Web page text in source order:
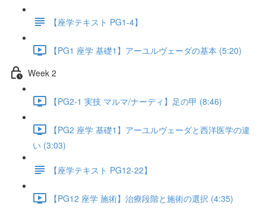
【座学テキスト PG1-4】
【PG1 座学 基礎1】アーユルヴェーダの基本 (5:20)
Week 2
【PG2-1 実技 マルマ/ナーディ】足の甲 (8:46)
【PG2 座学 基礎1】アーユルヴェーダと西洋医学の違
い (3:03)
【座学テキスト PG12-22】
【PG12 座学 施術】治療段階と施術の選択 (4:35)